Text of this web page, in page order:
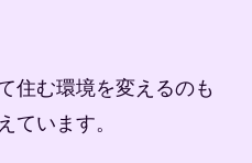
住む環境を変えるのも
ています。